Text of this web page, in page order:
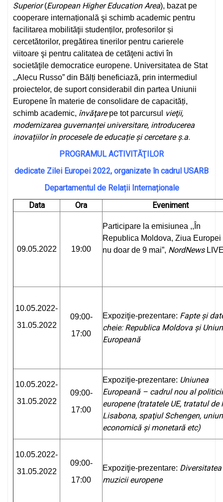
Superior(European Higher Education Area), bazat pe
cooperare internațională şi schimb academic pentru
facilitarea mobilităţii studenților, profesorilor și
cercetătorilor, pregătirea tinerilor pentru carierele
viitoare şi pentru calitatea de cetăţeni activi în
societăţile democratice europene. Universitatea de Stat
,,Alecu Russo” din Bălți beneficiază, prin intermediul
proiectelor, de suport considerabil din partea Uniunii
Europene în materie de consolidare de capacități,
schimb academic, învăţarepe tot parcursul
vieţii,
modernizarea guvernanței universitare, introducerea
inovațiilor în procesele de educație și cercetare ș.a.
PROGRAMUL ACTIVITĂŢILOR
dedicate Zilei Europei 2022, organizate în cadrul USARB
Departamentul de Relații Internaționale
Data
Ora Eveniment
09.05.2022 19:00
Participare la emisiunea ,,În
Republica Moldova, Ziua Europei
nu doar de 9 mai”, NordNews
10.05.2022-
31.05.2022
09:00-
17:00
Expoziţie-prezentare: Fapte și
cheie: Republica Moldova și
Europeană
10.05.2022-
31.05.2022
09:00-
17:00
Expoziţie-prezentare: Uniunea
Europeană – cadrul nou al politicii
europene (tratatele UE, tratatul de
Lisabona, spaţiulSchengen,
economică şi monetară etc)
10.05.2022-
31.05.2022
09:00-
17:00
Expoziţie-prezentare: Diversitatea
muzicii europene